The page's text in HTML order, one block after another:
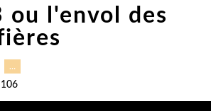
ou l'envol des
…